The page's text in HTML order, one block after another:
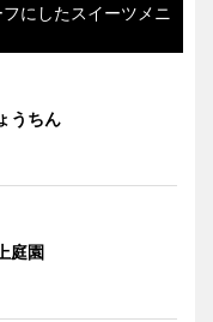
にしたスイーツメニ
うちん
庭園